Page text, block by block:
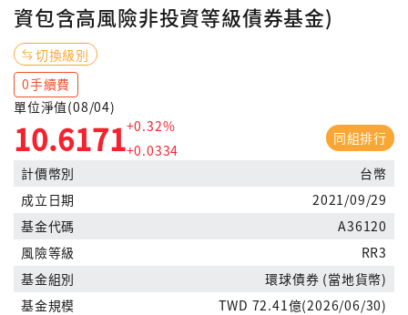
資包含高風險非投資等級債券基金)
切換級別
0手續費
單位淨值(08/04)
10.6171+0.32%
+0.0334
同組排行
計價幣別
台幣
成立日期
2021/09/29
基金代碼
A36120
風險等級
RR3
基金組別
環球債券 (當地貨幣)
基金規模
TWD 72.41億(2026/06/30)